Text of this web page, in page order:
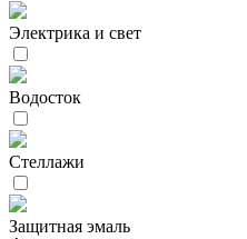
Электрика и свет
Водосток
Стеллажи
Защитная эмаль